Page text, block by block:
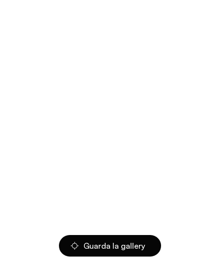
Guarda la gallery